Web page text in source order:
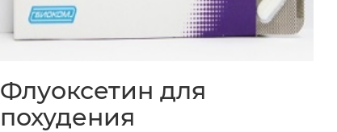
Флуоксетин для
похудения